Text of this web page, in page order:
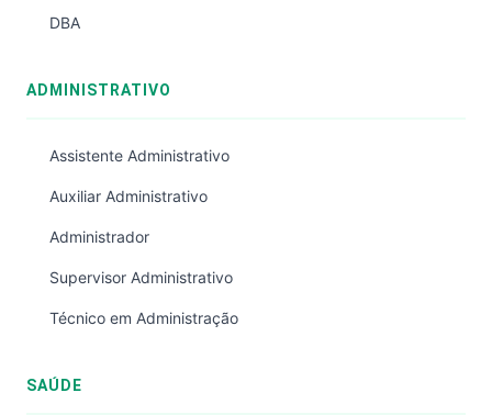
DBA
ADMINISTRATIVO
Assistente Administrativo
Auxiliar Administrativo
Administrador
Supervisor Administrativo
Técnico em Administração
SAÚDE